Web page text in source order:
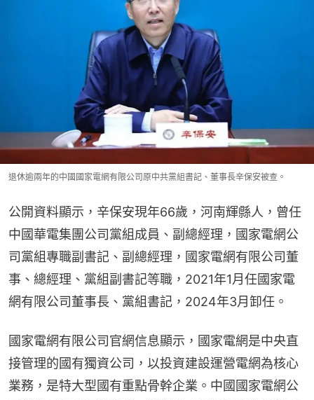
退休逾兩年的中國國家電網有限公司原中共黨組書記、董事長辛保安被查。
公開資料顯示，辛保安現年66歲，河南輝縣人，曾任
中國華電集團公司黨組成員、副總經理，國家電網公
司黨組專職副書記、副總經理，國家電網有限公司董
事、總經理、黨組副書記等職，2021年1月任國家電
網有限公司董事長、黨組書記，2024年3月卸任。
國家電網有限公司官網信息顯示，國家電網是中央直
接管理的國有獨資公司，以投資建設運營電網為核心
業務，是特大型國有重點骨幹企業。中國國家電網公